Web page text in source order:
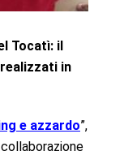
Tocatì: il
in
e azzardo”,